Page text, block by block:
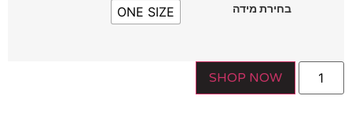
בחירת מידה ONE SIZE
SHOP NOW